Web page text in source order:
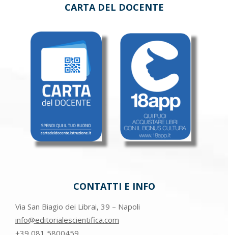
CARTA DEL DOCENTE
CONTATTI E INFO
Via San Biagio dei Librai, 39 – Napoli
info@editorialescientifica.com
+39 081 5800459